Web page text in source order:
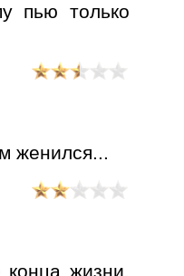
пью только
женился...
жизни.